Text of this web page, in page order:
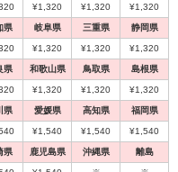
代引不可
用
木目調 A1
前四辺開閉式
ターパネル 333 A1 木目ナチュラ
内用
代引不可
国産
屋内用
A2
ターグリップ PG-20R A2 ツヤ無
バー(梨地調) 屋内用 R型
代引不可
内用
B0
前四辺開閉式
ターパネル 333 B0 ステン 屋内用
（税込）
代引不可
屋内用
B1
イプ SH-B1-WH B1 ホワイト 屋内
代引不可
屋内用
B2
W515×H728）
SERIES 01 CUT B2 マットシ
ー 屋内用
¥1,320 ¥1,320 ¥1,320
県 岐阜県 三重県 静岡県
¥1,320 ¥1,320 ¥1,320
県 和歌山県 鳥取県 島根県
¥1,320 ¥1,320 ¥1,320
県 愛媛県 高知県 福岡県
¥1,540 ¥1,540 ¥1,540
県 鹿児島県 沖縄県 離島